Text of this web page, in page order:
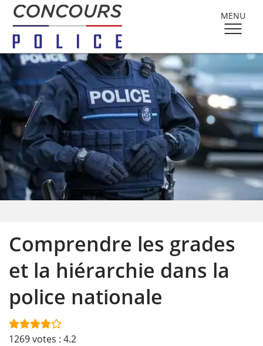
MENU
Comprendre les grades
et la hiérarchie dans la
police nationale
1269votes : 4.2